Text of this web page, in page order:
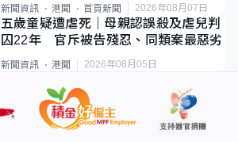
新聞資訊 港聞 首頁新聞 2026年08月07日
五歲童疑遭虐死｜母親認誤殺及虐兒判
囚22年 官斥被告殘忍、同類案最惡劣
新聞資訊 港聞 2026年08月05日